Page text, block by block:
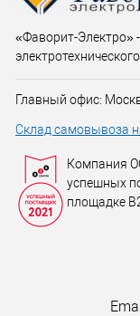
«Фаворит-Электро»
Главный офис:
Склад самовывоза
Компания
успешных
площадке